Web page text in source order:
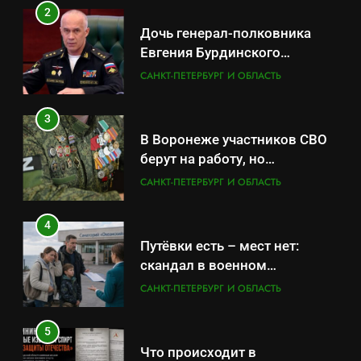
удержаться удаётся не всем
САНКТ-ПЕТЕРБУРГ И ОБЛАСТЬ
4
санатории Владивостока
САНКТ-ПЕТЕРБУРГ И ОБЛАСТЬ
5
военные изымают спирт «для
защиты Отечества»
САНКТ-ПЕТЕРБУРГ И ОБЛАСТЬ
6
2
Дочь генерал-полковника
Евгения Бурдинского
оказывает платные услуги по
САНКТ-ПЕТЕРБУРГ И ОБЛАСТЬ
3
В Воронеже участников СВО
берут на работу, но
удержаться удаётся не всем
САНКТ-ПЕТЕРБУРГ И ОБЛАСТЬ
4
Путёвки есть – мест нет:
скандал в военном
санатории Владивостока
САНКТ-ПЕТЕРБУРГ И ОБЛАСТЬ
5
Что происходит в